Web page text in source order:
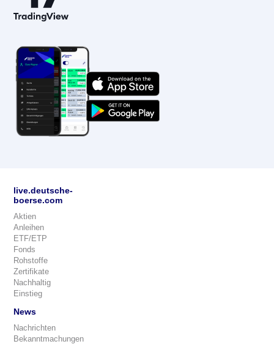
live.deutsche-
boerse.com
Aktien
Anleihen
ETF/ETP
Fonds
Rohstoffe
Zertifikate
Nachhaltig
Einstieg
News
Nachrichten
Bekanntmachungen